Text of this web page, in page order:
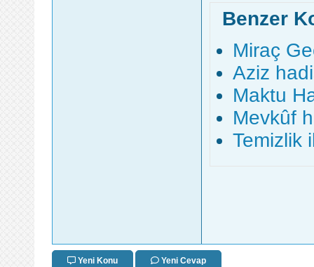
Benzer
Miraç
Aziz
Maktu
Mevkûf
Temizlik
Yeni Konu Yeni Cevap